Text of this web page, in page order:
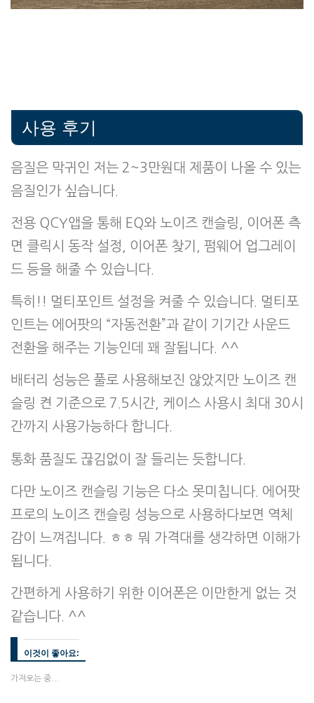
사용 후기
음질은 막귀인 저는 2~3만원대 제품이 나올 수 있는
음질인가 싶습니다.
전용 QCY앱을 통해 EQ와 노이즈 캔슬링, 이어폰 측
면 클릭시 동작 설정, 이어폰 찾기, 펌웨어 업그레이
드 등을 해줄 수 있습니다.
특히!! 멀티포인트 설정을 켜줄 수 있습니다. 멀티포
인트는 에어팟의 “자동전환”과 같이 기기간 사운드
전환을 해주는 기능인데 꽤 잘됩니다. ^^
배터리 성능은 풀로 사용해보진 않았지만 노이즈 캔
슬링 켠 기준으로 7.5시간, 케이스 사용시 최대 30시
간까지 사용가능하다 합니다.
통화 품질도 끊김없이 잘 들리는 듯합니다.
다만 노이즈 캔슬링 기능은 다소 못미칩니다. 에어팟
프로의 노이즈 캔슬링 성능으로 사용하다보면 역체
감이 느껴집니다. ㅎㅎ 뭐 가격대를 생각하면 이해가
됩니다.
간편하게 사용하기 위한 이어폰은 이만한게 없는 것
같습니다. ^^
이것이 좋아요:
가져오는 중...